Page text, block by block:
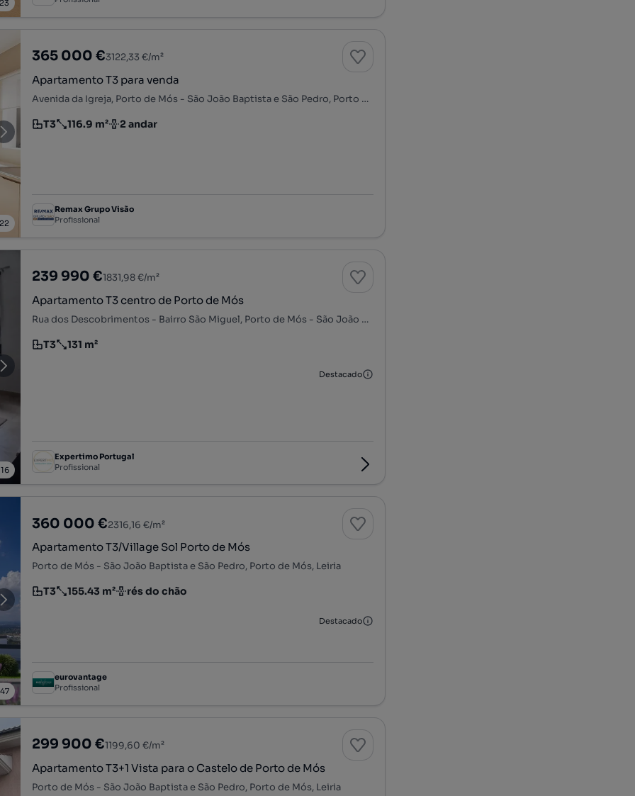
23
22
365 000 €3122,33 €/m²
Apartamento T3 para venda
Avenida da Igreja, Porto de Mós - São João Baptista e São Pedro, Porto de Mós, Leiria
Tipologia
T3
Preço por metro quadrado
116.9 m²
Andar 2 andar
Remax Grupo Visão
Profissional
16
239 990 €1831,98 €/m²
Apartamento T3 centro de Porto de Mós
Rua dos Descobrimentos - Bairro São Miguel, Porto de Mós - São João Baptista e São Pedro, Porto de Mós, Leiria
Tipologia
T3
Preço por metro quadrado
131 m²
Destacado
Expertimo Portugal
Profissional
47
360 000 €2316,16 €/m²
Apartamento T3/Village Sol Porto de Mós
Porto de Mós - São João Baptista e São Pedro, Porto de Mós, Leiria
Tipologia
T3
Preço por metro quadrado
155.43 m²
Andar rés do chão
Destacado
eurovantage
Profissional
299 900 €1199,60 €/m²
Apartamento T3+1 Vista para o Castelo de Porto de Mós
Porto de Mós - São João Baptista e São Pedro, Porto de Mós, Leiria